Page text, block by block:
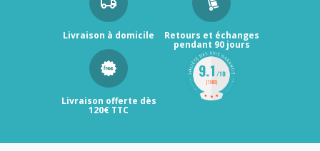
Livraison à domicile Retours et échanges
pendant 90 jours
Livraison offerte dès
120€ TTC